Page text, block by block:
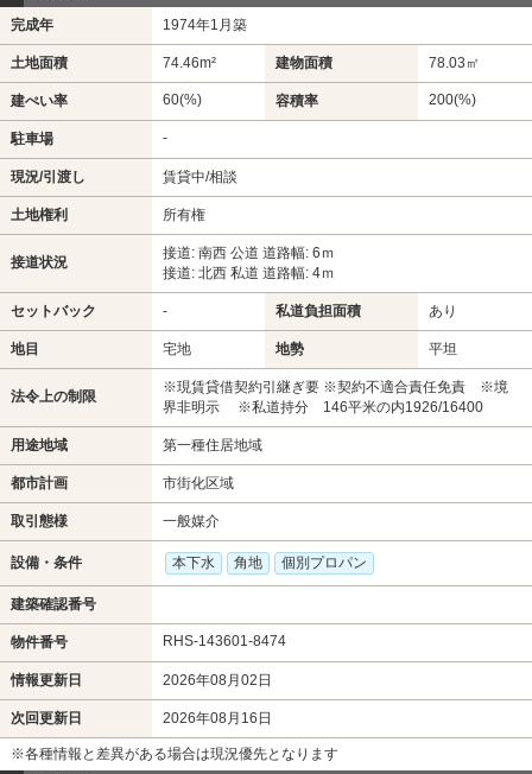
完成年 1974年1月築
土地面積 74.46m² 建物面積 78.03㎡
建ぺい率 60(%) 容積率 200(%)
駐車場 -
現況/引渡し 賃貸中/相談
土地権利 所有権
接道状況
接道: 南西 公道 道路幅: 6ｍ
接道: 北西 私道 道路幅: 4ｍ
セットバック - 私道負担面積 あり
地目 宅地 地勢 平坦
法令上の制限
※現賃貸借契約引継ぎ要 ※契約不適合責任免責 ※境
界非明示 ※私道持分 146平米の内1926/16400
用途地域 第一種住居地域
都市計画 市街化区域
取引態様 一般媒介
設備・条件 本下水 角地 個別プロパン
建築確認番号
物件番号 RHS-143601-8474
情報更新日 2026年08月02日
次回更新日 2026年08月16日
※各種情報と差異がある場合は現況優先となります